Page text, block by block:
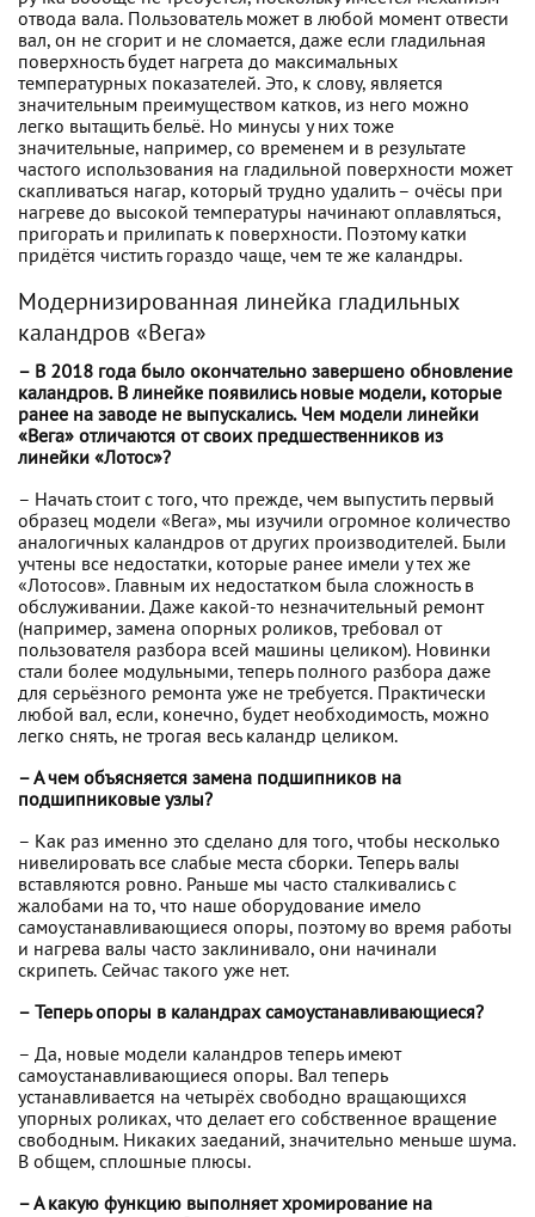
отвода вала. Пользователь может в любой момент отвести
вал, он не сгорит и не сломается, даже если гладильная
поверхность будет нагрета до максимальных
температурных показателей. Это, к слову, является
значительным преимуществом катков, из него можно
легко вытащить бельё. Но минусы у них тоже
значительные, например, со временем и в результате
частого использования на гладильной поверхности может
скапливаться нагар, который трудно удалить – очёсы при
нагреве до высокой температуры начинают оплавляться,
пригорать и прилипать к поверхности. Поэтому катки
придётся чистить гораздо чаще, чем те же каландры.
Модернизированная линейка гладильных
каландров «Вега»
– В 2018 года было окончательно завершено обновление
каландров. В линейке появились новые модели, которые
ранее на заводе не выпускались. Чем модели линейки
«Вега» отличаются от своих предшественников из
линейки «Лотос»?
– Начать стоит с того, что прежде, чем выпустить первый
образец модели «Вега», мы изучили огромное количество
аналогичных каландров от других производителей. Были
учтены все недостатки, которые ранее имели у тех же
«Лотосов». Главным их недостатком была сложность в
обслуживании. Даже какой-то незначительный ремонт
(например, замена опорных роликов, требовал от
пользователя разбора всей машины целиком). Новинки
стали более модульными, теперь полного разбора даже
для серьёзного ремонта уже не требуется. Практически
любой вал, если, конечно, будет необходимость, можно
легко снять, не трогая весь каландр целиком.
– А чем объясняется замена подшипников на
подшипниковые узлы?
– Как раз именно это сделано для того, чтобы несколько
нивелировать все слабые места сборки. Теперь валы
вставляются ровно. Раньше мы часто сталкивались с
жалобами на то, что наше оборудование имело
самоустанавливающиеся опоры, поэтому во время работы
и нагрева валы часто заклинивало, они начинали
скрипеть. Сейчас такого уже нет.
– Теперь опоры в каландрах самоустанавливающиеся?
– Да, новые модели каландров теперь имеют
самоустанавливающиеся опоры. Вал теперь
устанавливается на четырёх свободно вращающихся
упорных роликах, что делает его собственное вращение
свободным. Никаких заеданий, значительно меньше шума.
В общем, сплошные плюсы.
– А какую функцию выполняет хромирование на